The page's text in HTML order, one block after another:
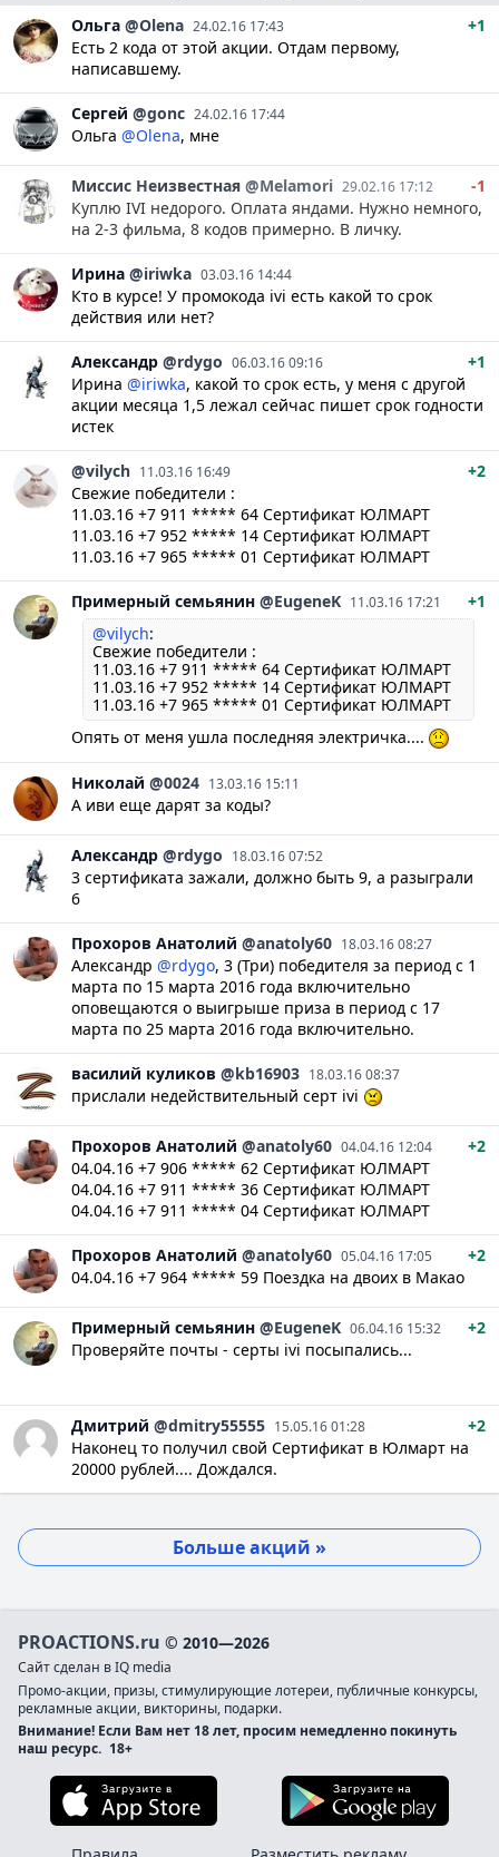
Ольга @Olena 24.02.16 17:43
+1
Есть 2 кода от этой акции. Отдам первому,
написавшему.
Сергей @gonc 24.02.16 17:44
Ольга @Olena, мне
Миссис Неизвестная @Melamori 29.02.16 17:12
-1
Куплю IVI недорого. Оплата яндами. Нужно немного,
на 2-3 фильма, 8 кодов примерно. В личку.
Ирина @iriwka 03.03.16 14:44
Кто в курсе! У промокода ivi есть какой то срок
действия или нет?
Александр @rdygo 06.03.16 09:16
+1
Ирина @iriwka, какой то срок есть, у меня с другой
акции месяца 1,5 лежал сейчас пишет срок годности
истек
@vilych 11.03.16 16:49
+2
Свежие победители :
11.03.16 +7 911 ***** 64 Сертификат ЮЛМАРТ
11.03.16 +7 952 ***** 14 Сертификат ЮЛМАРТ
11.03.16 +7 965 ***** 01 Сертификат ЮЛМАРТ
Примерный семьянин @EugeneK 11.03.16 17:21
+1
@vilych:
Свежие победители :
11.03.16 +7 911 ***** 64 Сертификат ЮЛМАРТ
11.03.16 +7 952 ***** 14 Сертификат ЮЛМАРТ
11.03.16 +7 965 ***** 01 Сертификат ЮЛМАРТ
Опять от меня ушла последняя электричка....
Николай @0024 13.03.16 15:11
А иви еще дарят за коды?
Александр @rdygo 18.03.16 07:52
3 сертификата зажали, должно быть 9, а разыграли
6
Прохоров Анатолий @anatoly60 18.03.16 08:27
Александр @rdygo, 3 (Три) победителя за период с 1
марта по 15 марта 2016 года включительно
оповещаются о выигрыше приза в период с 17
марта по 25 марта 2016 года включительно.
василий куликов @kb16903 18.03.16 08:37
прислали недействительный серт ivi
Прохоров Анатолий @anatoly60 04.04.16 12:04
+2
04.04.16 +7 906 ***** 62 Сертификат ЮЛМАРТ
04.04.16 +7 911 ***** 36 Сертификат ЮЛМАРТ
04.04.16 +7 911 ***** 04 Сертификат ЮЛМАРТ
Прохоров Анатолий @anatoly60 05.04.16 17:05
+2
04.04.16 +7 964 ***** 59 Поездка на двоих в Макао
Примерный семьянин @EugeneK 06.04.16 15:32
+2
Проверяйте почты - серты ivi посыпались...
Дмитрий @dmitry55555 15.05.16 01:28
+2
Наконец то получил свой Сертификат в Юлмарт на
20000 рублей.... Дождался.
Больше акций »
PROACTIONS.ru © 2010—2026
Сайт сделан в IQ media
Промо-акции, призы, стимулирующие лотереи, публичные конкурсы,
рекламные акции, викторины, подарки.
Внимание! Если Вам нет 18 лет, просим немедленно покинуть
наш ресурс. 18+
Загрузите в App Store